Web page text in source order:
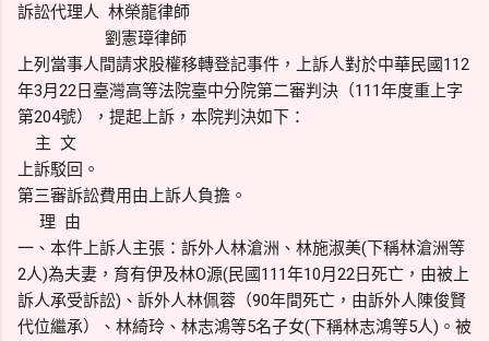
訴訟代理人 林榮龍律師
劉憲璋律師
上列當事人間請求股權移轉登記事件，上訴人對於中華民國112
年3月22日臺灣高等法院臺中分院第二審判決（111年度重上字
第204號），提起上訴，本院判決如下：
主 文
上訴駁回。
第三審訴訟費用由上訴人負擔。
理 由
一、本件上訴人主張：訴外人林滄洲、林施淑美(下稱林滄洲等
2人)為夫妻，育有伊及林O源(民國111年10月22日死亡，由被上
訴人承受訴訟)、訴外人林佩蓉（90年間死亡，由訴外人陳俊賢
代位繼承）、林綺玲、林志鴻等5名子女(下稱林志鴻等5人)。被